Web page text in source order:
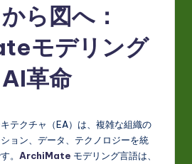
ら図へ：
モデリング
革命
テクチャ（EA）は、複雑な組織の
ョン、データ、テクノロジーを統
。 ArchiMate モデリング言語は、